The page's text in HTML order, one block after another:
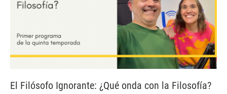
El Filósofo Ignorante: ¿Qué onda con la Filosofía?